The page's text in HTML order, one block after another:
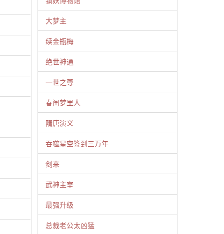
大梦主
续金瓶梅
绝世神通
一世之尊
春闺梦里人
隋唐演义
吞噬星空签到三万年
剑来
武神主宰
最强升级
总裁老公太凶猛